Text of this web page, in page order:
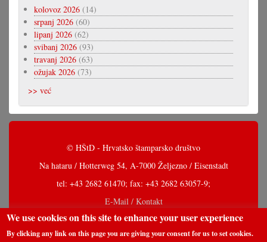
kolovoz 2026 (14)
srpanj 2026 (60)
lipanj 2026 (62)
svibanj 2026 (93)
travanj 2026 (63)
ožujak 2026 (73)
>> već
© HŠtD - Hrvatsko štamparsko društvo
Na hataru / Hotterweg 54, A-7000 Željezno / Eisenstadt
tel: +43 2682 61470; fax: +43 2682 63057-9;
E-Mail / Kontakt
We use cookies on this site to enhance your user experience
By clicking any link on this page you are giving your consent for us to set cookies.